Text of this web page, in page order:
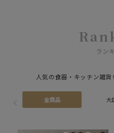
ラン
人気の食器・キッチン雑
全商品 大